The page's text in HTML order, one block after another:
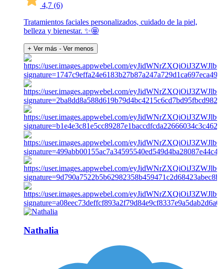
4,7 (6)
Tratamientos faciales personalizados, cuidado de la piel,
belleza y bienestar. ✨🤩
+ Ver más - Ver menos
Nathalia